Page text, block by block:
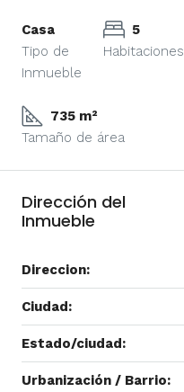
Casa
Tipo de
Inmueble
5
Habitaciones
735 m²
Tamaño de área
Dirección del
Inmueble
Direccion:
Ciudad:
Estado/ciudad:
Urbanización / Barrio: